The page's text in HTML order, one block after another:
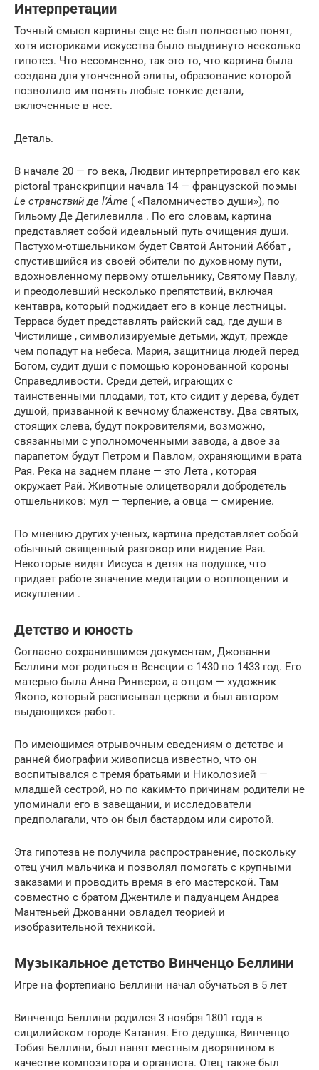
Интерпретации
Точный смысл картины еще не был полностью понят,
хотя историками искусства было выдвинуто несколько
гипотез. Что несомненно, так это то, что картина была
создана для утонченной элиты, образование которой
позволило им понять любые тонкие детали,
включенные в нее.
Деталь.
В начале 20 — го века, Людвиг интерпретировал его как
pictoral транскрипции начала 14 — французской поэмы
Le странствий де l’Âme ( «Паломничество души»), по
Гильому Де Дегилевилла . По его словам, картина
представляет собой идеальный путь очищения души.
Пастухом-отшельником будет Святой Антоний Аббат ,
спустившийся из своей обители по духовному пути,
вдохновленному первому отшельнику, Святому Павлу,
и преодолевший несколько препятствий, включая
кентавра, который поджидает его в конце лестницы.
Терраса будет представлять райский сад, где души в
Чистилище , символизируемые детьми, ждут, прежде
чем попадут на небеса. Мария, защитница людей перед
Богом, судит души с помощью коронованной короны
Справедливости. Среди детей, играющих с
таинственными плодами, тот, кто сидит у дерева, будет
душой, призванной к вечному блаженству. Два святых,
стоящих слева, будут покровителями, возможно,
связанными с уполномоченными завода, а двое за
парапетом будут Петром и Павлом, охраняющими врата
Рая. Река на заднем плане — это Лета , которая
окружает Рай. Животные олицетворяли добродетель
отшельников: мул — терпение, а овца — смирение.
По мнению других ученых, картина представляет собой
обычный священный разговор или видение Рая.
Некоторые видят Иисуса в детях на подушке, что
придает работе значение медитации о воплощении и
искуплении .
Детство и юность
Согласно сохранившимся документам, Джованни
Беллини мог родиться в Венеции с 1430 по 1433 год. Его
матерью была Анна Ринверси, а отцом — художник
Якопо, который расписывал церкви и был автором
выдающихся работ.
По имеющимся отрывочным сведениям о детстве и
ранней биографии живописца известно, что он
воспитывался с тремя братьями и Николозией —
младшей сестрой, но по каким-то причинам родители не
упоминали его в завещании, и исследователи
предполагали, что он был бастардом или сиротой.
Эта гипотеза не получила распространение, поскольку
отец учил мальчика и позволял помогать с крупными
заказами и проводить время в его мастерской. Там
совместно с братом Джентиле и падуанцем Андреа
Мантеньей Джованни овладел теорией и
изобразительной техникой.
Музыкальное детство Винченцо Беллини
Игре на фортепиано Беллини начал обучаться в 5 лет
Винченцо Беллини родился 3 ноября 1801 года в
сицилийском городе Катания. Его дедушка, Винченцо
Тобия Беллини, был нанят местным дворянином в
качестве композитора и органиста. Отец также был